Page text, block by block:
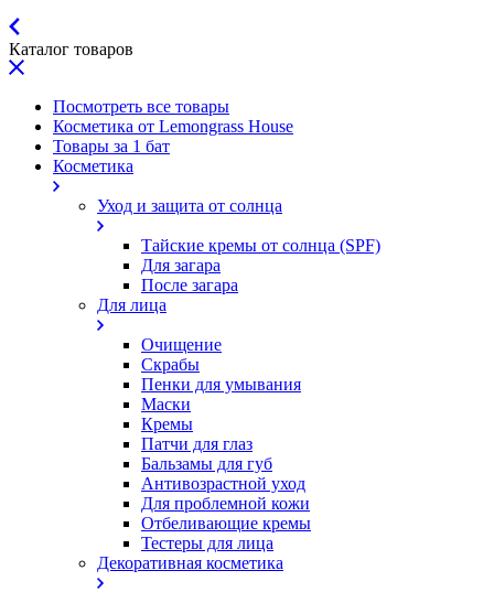
Каталог товаров
Посмотреть все товары
Косметика от Lemongrass House
Товары за 1 бат
Косметика
Уход и защита от солнца
Тайские кремы от солнца (SPF)
Для загара
После загара
Для лица
Очищение
Скрабы
Пенки для умывания
Маски
Кремы
Патчи для глаз
Бальзамы для губ
Антивозрастной уход
Для проблемной кожи
Oтбеливающие кремы
Тестеры для лица
Декоративная косметика